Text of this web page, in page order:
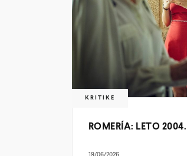
KRITIKE
ROMERÍA: LETO 2004.